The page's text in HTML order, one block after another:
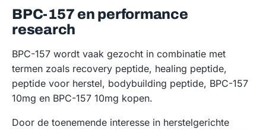
BPC-157 en performance
research
BPC-157 wordt vaak gezocht in combinatie met
termen zoals recovery peptide, healing peptide,
peptide voor herstel, bodybuilding peptide, BPC-157
10mg en BPC-157 10mg kopen.
Door de toenemende interesse in herstelgerichte